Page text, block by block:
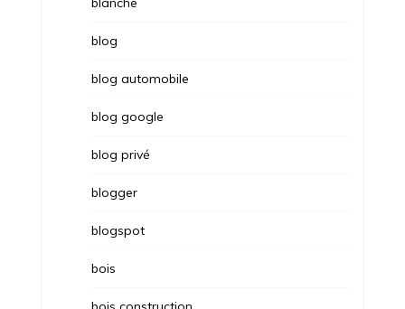
blog
blog automobile
blog google
blog privé
blogger
blogspot
bois